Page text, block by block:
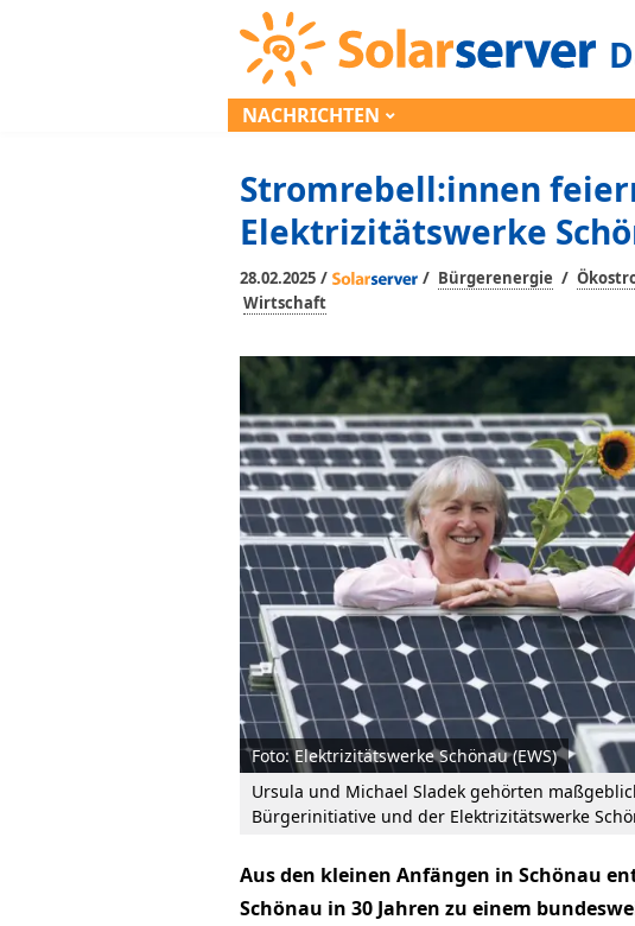
NACHRICHTEN
Stromrebell:innen
Elektrizitätswerke
28.02.2025 / / Bürgerenergie /
Wirtschaft
Foto: Elektrizitätswerke Schönau (EWS)
Ursula und Michael Sladek gehörten
Bürgerinitiative und der Elektrizitätswerke
Aus den kleinen Anfängen in Schönau
Schönau in 30 Jahren zu einem